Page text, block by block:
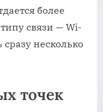
более
связи — Wi-
несколько
точек